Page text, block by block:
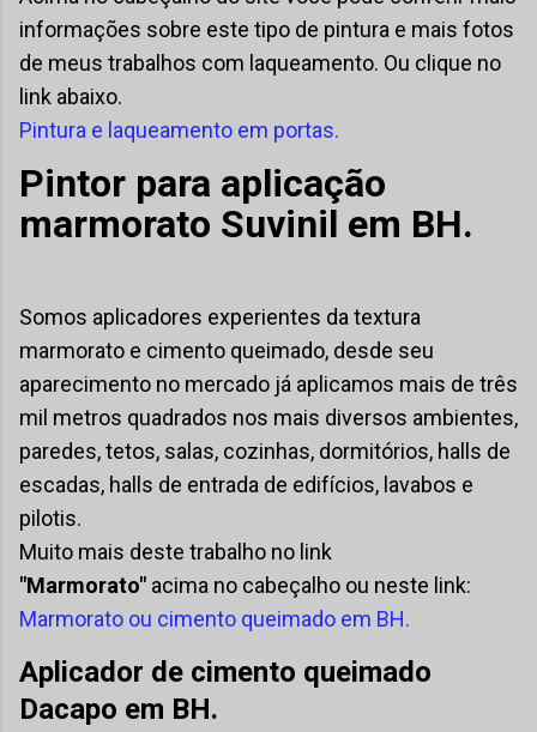
informações sobre este tipo de pintura e mais fotos
de meus trabalhos com laqueamento. Ou clique no
link abaixo.
Pintura e laqueamento em portas.
Pintor para aplicação
marmorato Suvinil em BH.
Somos aplicadores experientes da textura
marmorato e cimento queimado, desde seu
aparecimento no mercado já aplicamos mais de três
mil metros quadrados nos mais diversos ambientes,
paredes, tetos, salas, cozinhas, dormitórios, halls de
escadas, halls de entrada de edifícios, lavabos e
pilotis.
Muito mais deste trabalho no link
"Marmorato" acima no cabeçalho ou neste link:
Marmorato ou cimento queimado em BH.
Aplicador de cimento queimado
Dacapo em BH.